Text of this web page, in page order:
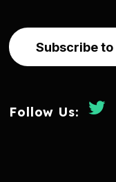
Subscribe
Follow Us: